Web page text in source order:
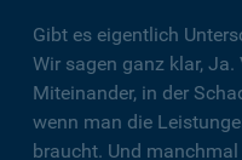
Gibt es eigentlich
Wir sagen ganz klar,
Miteinander, in der
wenn man die
braucht. Und